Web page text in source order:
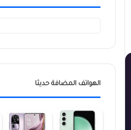
الهواتف المضافة حديثا